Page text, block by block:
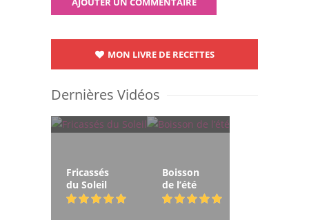
MON LIVRE DE RECETTES
Dernières Vidéos
Fricassés
du Soleil
Boisson
de l’été